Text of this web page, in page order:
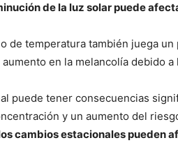
de la luz solar puede
de temperatura también juega
en la melancolía debido
puede tener consecuencias
y un aumento del
cambios estacionales pueden